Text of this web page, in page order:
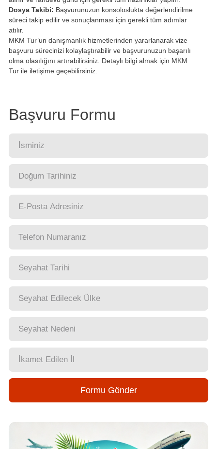
Dosya Takibi: Başvurunuzun konsoloslukta değerlendirilme
süreci takip edilir ve sonuçlanması için gerekli tüm adımlar
atılır.
MKM Tur’un danışmanlık hizmetlerinden yararlanarak vize
başvuru sürecinizi kolaylaştırabilir ve başvurunuzun başarılı
olma olasılığını artırabilirsiniz. Detaylı bilgi almak için MKM
Tur ile iletişime geçebilirsiniz.
Başvuru Formu
Formu Gönder